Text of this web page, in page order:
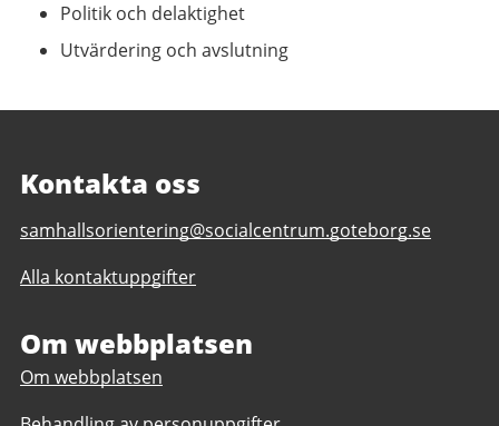
Politik och delaktighet
Utvärdering och avslutning
Kontakta oss
E-
till
insatser
samhallsorientering@socialcentrum.goteborg.se
Alla kontaktuppgifter
Om webbplatsen
Om webbplatsen